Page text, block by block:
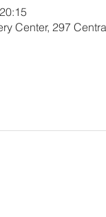
Center, 297